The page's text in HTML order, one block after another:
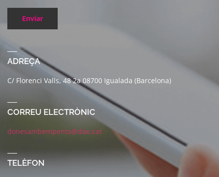
Enviar
ADREÇA
C/ Florenci Valls, 48 2a 08700 Igualada (Barcelona)
CORREU ELECTRÒNIC
donesambempenta@dae.cat
TELÈFON